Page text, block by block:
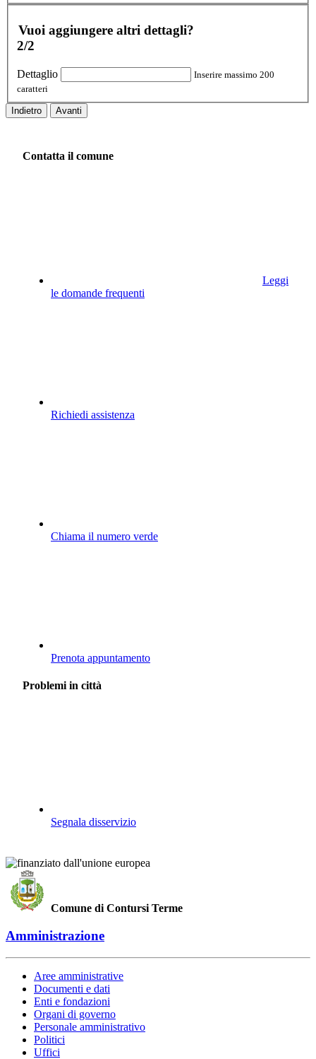
Vuoi aggiungere altri dettagli?
2/2
Dettaglio
Inserire massimo 200
caratteri
Indietro Avanti
Contatta il comune
Leggi
le domande frequenti
Richiedi assistenza
Chiama il numero verde
Prenota appuntamento
Problemi in città
Segnala disservizio
Comune di Contursi Terme
Amministrazione
Aree amministrative
Documenti e dati
Enti e fondazioni
Organi di governo
Personale amministrativo
Politici
Uffici